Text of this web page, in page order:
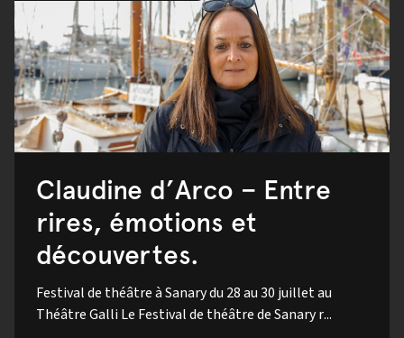
Claudine d’Arco – Entre
rires, émotions et
découvertes.
Festival de théâtre à Sanary du 28 au 30 juillet au
Théâtre Galli Le Festival de théâtre de Sanary r...